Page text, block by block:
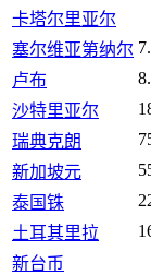
卡塔尔里亚尔
塞尔维亚第纳尔
卢布
沙特里亚尔
瑞典克朗
新加坡元
泰国铢
土耳其里拉
新台币